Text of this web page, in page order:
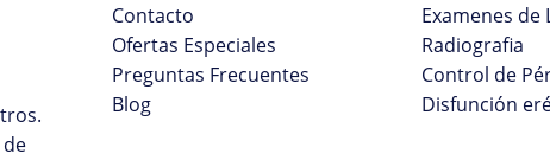
Contacto
Ofertas Especiales
Preguntas Frecuentes
Blog
Examenes
Radiografia
Control de
Disfunción